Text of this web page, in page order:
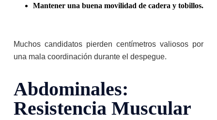
Mantener una buena movilidad de cadera y tobillos.
Muchos candidatos pierden centímetros valiosos por
una mala coordinación durante el despegue.
Abdominales:
Resistencia Muscular